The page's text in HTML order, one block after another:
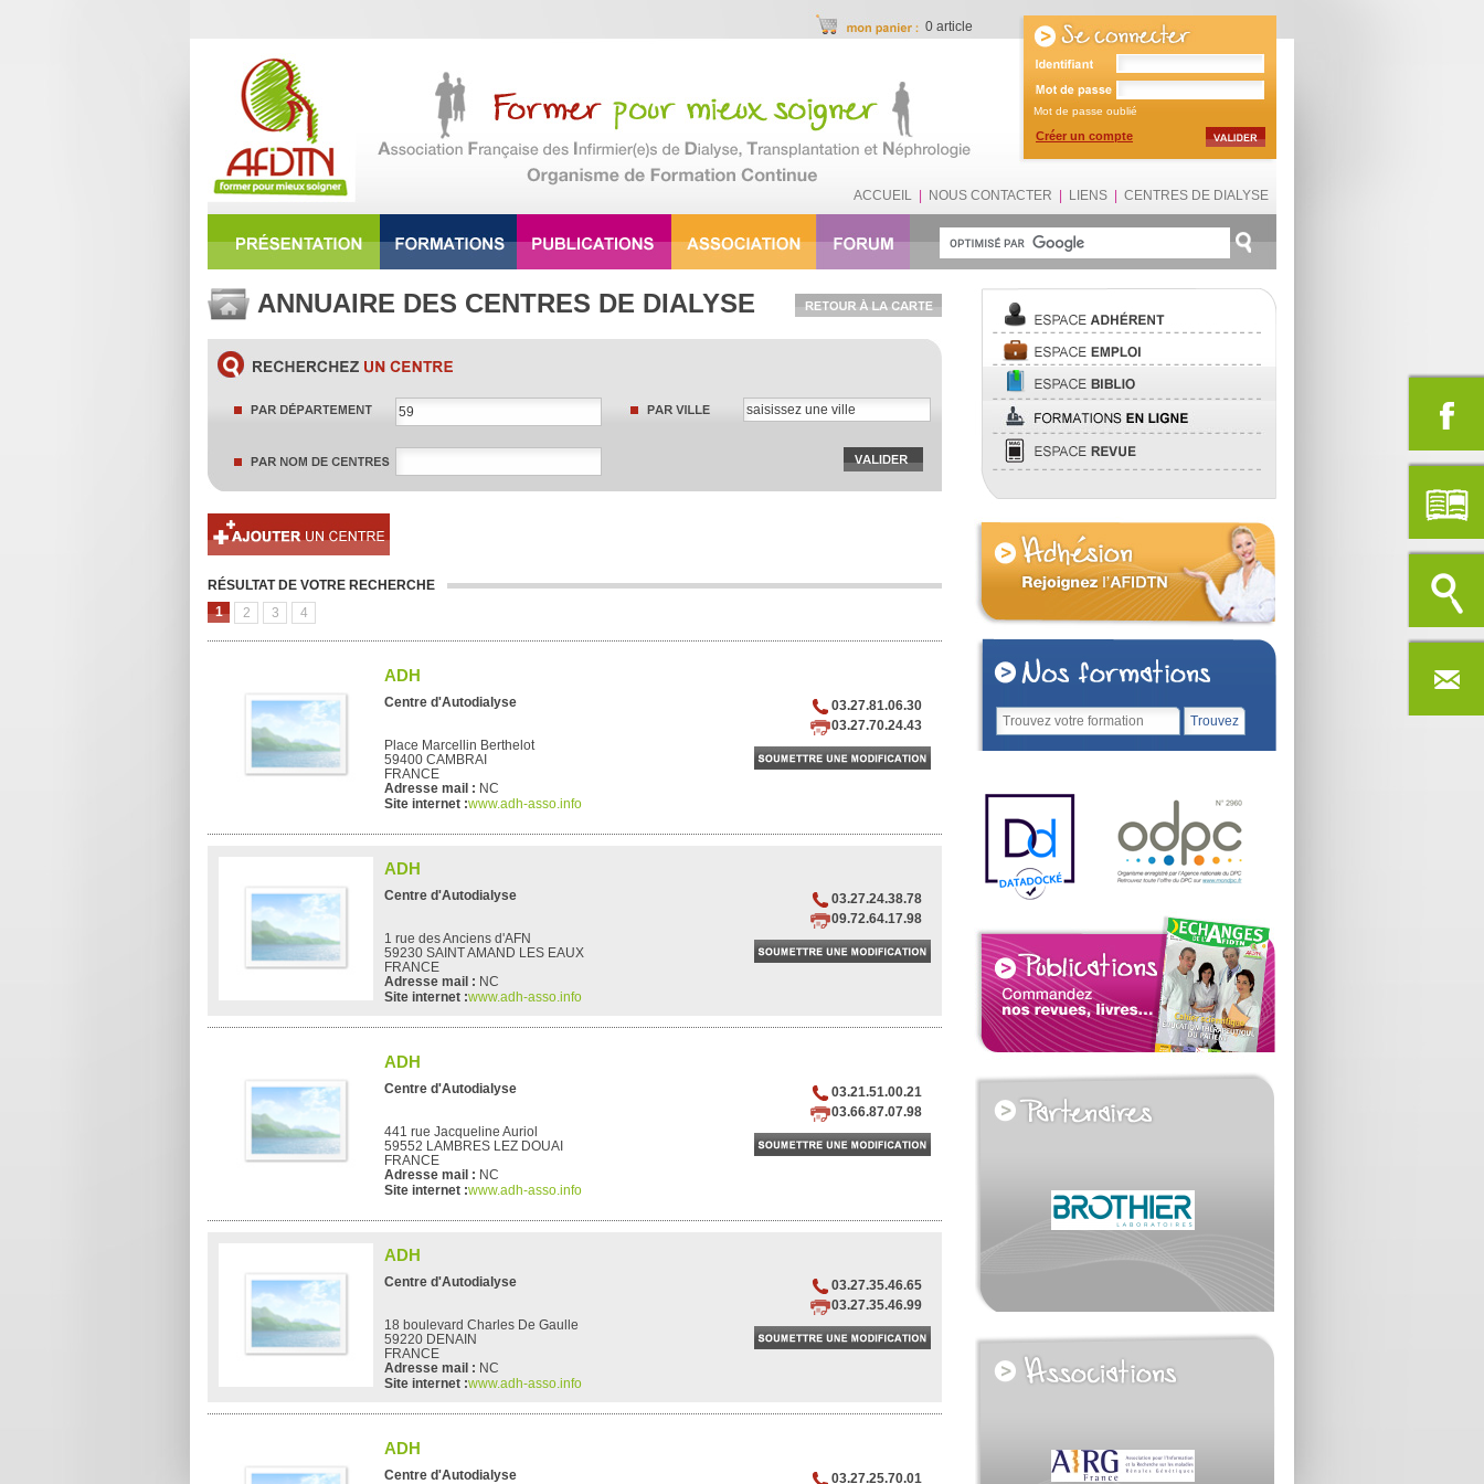
0 article
Mot de passe oublié
Créer un compte
ACCUEIL NOUS CONTACTER LIENS CENTRES DE DIALYSE
ANNUAIRE DES CENTRES DE DIALYSE
RÉSULTAT DE VOTRE RECHERCHE
1
2 3 4
ADH
Centre d'Autodialyse
Place Marcellin Berthelot
59400 CAMBRAI
FRANCE
Adresse mail : NC
Site internet :www.adh-asso.info
03.27.81.06.30
03.27.70.24.43
ADH
Centre d'Autodialyse
1 rue des Anciens d'AFN
59230 SAINT AMAND LES EAUX
FRANCE
Adresse mail : NC
Site internet :www.adh-asso.info
03.27.24.38.78
09.72.64.17.98
ADH
Centre d'Autodialyse
441 rue Jacqueline Auriol
59552 LAMBRES LEZ DOUAI
FRANCE
Adresse mail : NC
Site internet :www.adh-asso.info
03.21.51.00.21
03.66.87.07.98
ADH
Centre d'Autodialyse
18 boulevard Charles De Gaulle
59220 DENAIN
FRANCE
Adresse mail : NC
Site internet :www.adh-asso.info
03.27.35.46.65
03.27.35.46.99
ADH
Centre d'Autodialyse 03.27.25.70.01